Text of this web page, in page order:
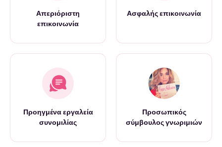
Απεριόριστη
επικοινωνία
Ασφαλής επικοινωνία
Προηγμένα εργαλεία
συνομιλίας
Προσωπικός
σύμβουλος γνωριμιών